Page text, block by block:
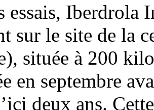
essais, Iberdrola
sur le site de la
située à 200
en septembre
deux ans.